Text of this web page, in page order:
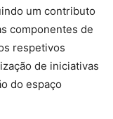
um contributo
componentes de
respetivos
de iniciativas
do espaço